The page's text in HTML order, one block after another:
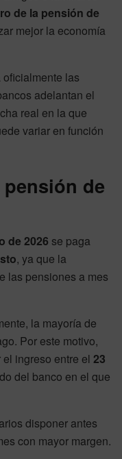
de la pensión de
mejor la economía
oficialmente las
adelantan el
real en la que
variar en función
pensión de
de 2026 se paga
, ya que la
las pensiones a mes
la mayoría de
Por este motivo,
ingreso entre el 23
del banco en el que
disponer antes
con mayor margen.